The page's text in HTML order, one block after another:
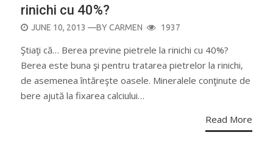
rinichi cu 40%?
POSTED
JUNE 10, 2013 —BYCARMEN 1937
Ştiaţi că… Berea previne pietrele la rinichi cu 40%?
Berea este buna şi pentru tratarea pietrelor la rinichi,
de asemenea întăreşte oasele. Mineralele conţinute de
bere ajută la fixarea calciului…
Read More